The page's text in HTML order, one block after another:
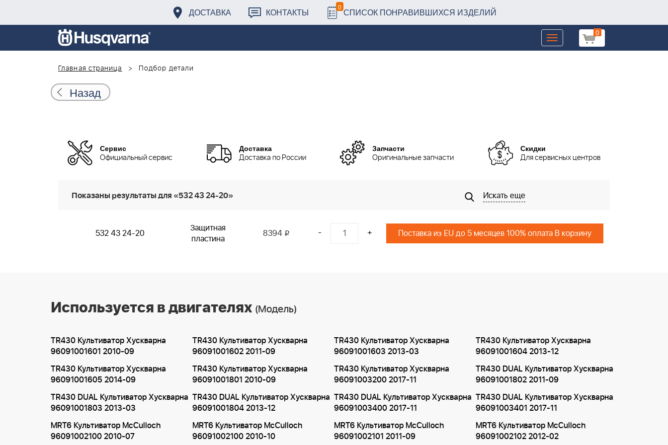
ДОСТАВКА КОНТАКТЫ 0 СПИСОК ПОНРАВИВШИХСЯ ИЗДЕЛИЙ
0
Toggle
navigation
Главная страница
Подбор детали
Назад
Сервис
Официальный сервис
Доставка
Доставка по России
Запчасти
Оригинальные запчасти
Скидки
Для сервисных центров
Показаны результаты для «532 43 24-20» Искать еще
532 43 24-20
Защитная
пластина
8394 i - + Поставка из EU до 5 месяцев 100% оплата В корзину
Используется в двигателях (Модель)
TR430 Культиватор Хускварна
96091001601 2010-09
TR430 Культиватор Хускварна
96091001602 2011-09
TR430 Культиватор Хускварна
96091001603 2013-03
TR430 Культиватор Хускварна
96091001604 2013-12
TR430 Культиватор Хускварна
96091001605 2014-09
TR430 Культиватор Хускварна
96091001801 2010-09
TR430 Культиватор Хускварна
96091003200 2017-11
TR430 DUAL Культиватор Хускварна
96091001802 2011-09
TR430 DUAL Культиватор Хускварна
96091001803 2013-03
TR430 DUAL Культиватор Хускварна
96091001804 2013-12
TR430 DUAL Культиватор Хускварна
96091003400 2017-11
TR430 DUAL Культиватор Хускварна
96091003401 2017-11
MRT6 Культиватор McCulloch
96091002100 2010-07
MRT6 Культиватор McCulloch
96091002100 2010-10
MRT6 Культиватор McCulloch
96091002101 2011-09
MRT6 Культиватор McCulloch
96091002102 2012-02